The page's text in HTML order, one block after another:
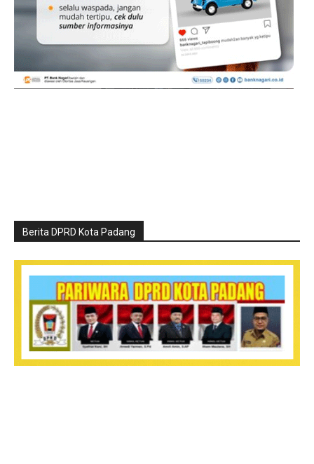
Berita DPRD Kota Padang